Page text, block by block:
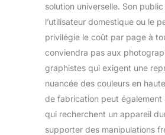
solution universelle. Son
l’utilisateur domestique ou le
privilégie le coût par page à
conviendra pas aux
graphistes qui exigent une
nuancée des couleurs en
de fabrication peut également
qui recherchent un appareil
supporter des manipulations